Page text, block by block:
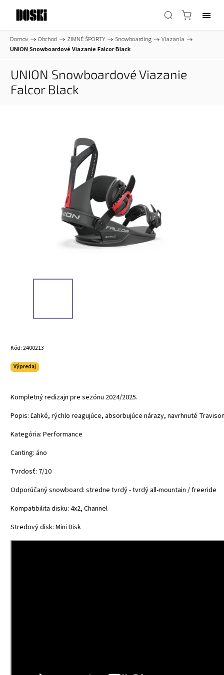
Domov / Obchod / ZIMNÉ ŠPORTY / Snowboarding / Viazania /
UNION Snowboardové Viazanie Falcor Black
UNION Snowboardové Viazanie
Falcor Black
Kód:2400213
Výpredaj
Kompletný redizajn pre sezónu 2024/2025.
Popis: Ľahké, rýchlo reagujúce, absorbujúce nárazy, navrhnuté
Kategória: Performance
Canting: áno
Tvrdosť: 7/10
Odporúčaný snowboard: stredne tvrdý - tvrdý all-mountain / freeride
Kompatibilita disku: 4x2, Channel
Stredový disk: Mini Disk